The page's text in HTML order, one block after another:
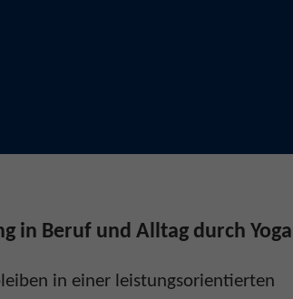
in Beruf und Alltag durch
in einer leistungsorientierten